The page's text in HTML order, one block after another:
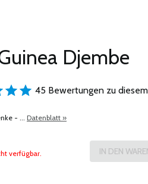
Djembe
45 Bewertungen zu
- ... Datenblatt »
verfügbar.